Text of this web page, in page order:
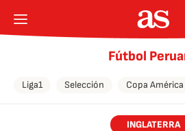
Fútbol
Liga1 Selección Copa América
INGLATERRA